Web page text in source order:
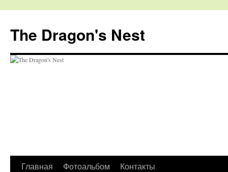
The Dragon's Nest
Перейти
Главная Фотоальбом Контакты